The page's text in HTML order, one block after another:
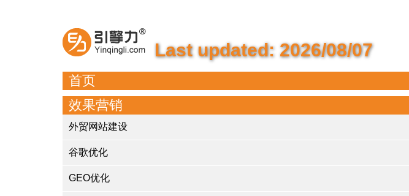
Last updated: 2026/08/07
首页
效果营销
外贸网站建设
谷歌优化
GEO优化